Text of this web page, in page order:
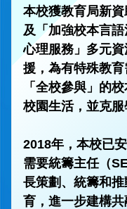
本校獲教育局新資
及「加強校本言
心理服務」多元
援，為有特殊教
「全校參與」的
校園生活，並克服
2018年，本校已
需要統籌主任（
長策劃、統籌和
育，進一步建構